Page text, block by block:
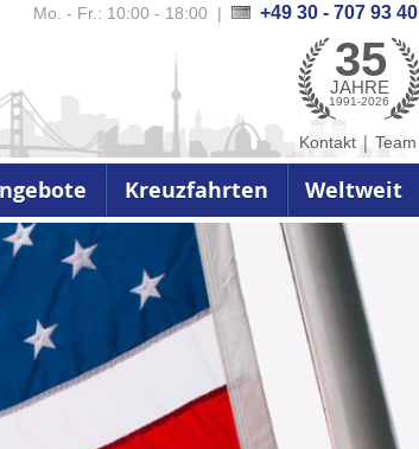
Mo. - Fr.: 10:00 - 18:00 | +49 30 - 707 93 40
35
JAHRE
1991-2026
Kontakt | Team
Kreuzfahrten Weltweit